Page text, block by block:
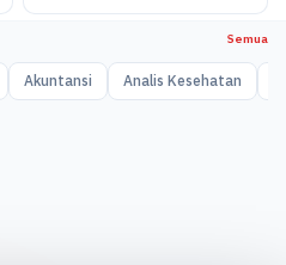
Semua
Akuntansi Analis Kesehatan